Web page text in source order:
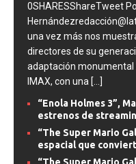
0SHARESShareTweet
una vez más nos
directores de su
adaptación monumental
IMAX, con una [...]
“Enola Holmes 3”,
estrenos de
“The Super Mario
espacial que